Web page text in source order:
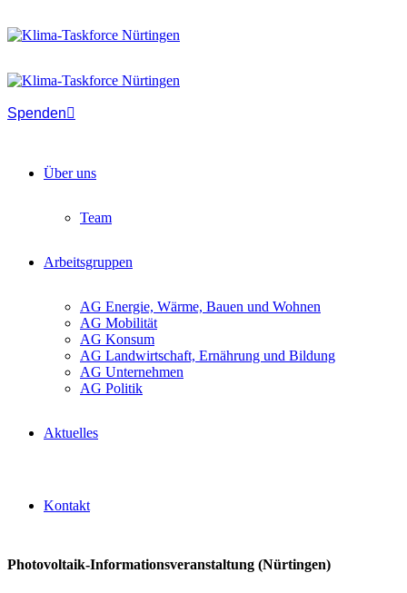
Spenden
Über uns
Team
Arbeitsgruppen
AG Energie, Wärme, Bauen und Wohnen
AG Mobilität
AG Konsum
AG Landwirtschaft, Ernährung und Bildung
AG Unternehmen
AG Politik
Aktuelles
Kontakt
Photovoltaik-Informationsveranstaltung (Nürtingen)